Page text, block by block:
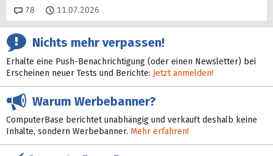
78 Kommentare
11.07.2026
Nichts mehr verpassen!
Erhalte eine Push-Benachrichtigung (oder einen Newsletter) bei
Erscheinen neuer Tests und Berichte: Jetzt anmelden!
Warum Werbebanner?
ComputerBase berichtet unabhängig und verkauft deshalb keine
Inhalte, sondern Werbebanner. Mehr erfahren!